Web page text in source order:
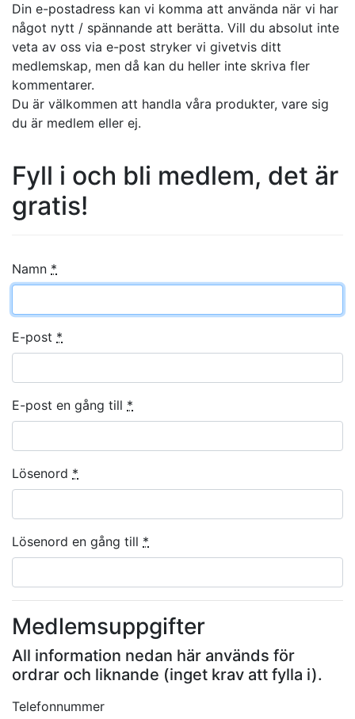
Din e-postadress kan vi komma att använda när vi har
något nytt / spännande att berätta. Vill du absolut inte
veta av oss via e-post stryker vi givetvis ditt
medlemskap, men då kan du heller inte skriva fler
kommentarer.
Du är välkommen att handla våra produkter, vare sig
du är medlem eller ej.
Fyll i och bli medlem, det är
gratis!
Namn *
E-post *
E-post en gång till *
Lösenord *
Lösenord en gång till *
Medlemsuppgifter
All information nedan här används för
ordrar och liknande (inget krav att fylla i).
Telefonnummer